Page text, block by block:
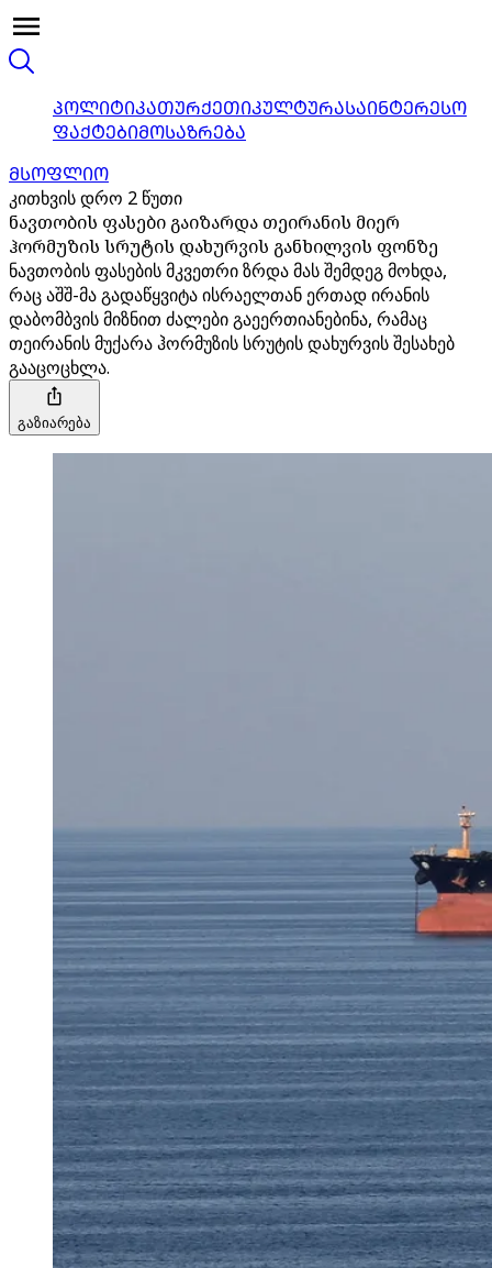
ᲞᲝᲚᲘᲢᲘᲙᲐᲗᲣᲠᲥᲔᲗᲘᲙᲣᲚᲢᲣᲠᲐᲡᲐᲘᲜᲢᲔᲠᲔᲡᲝ
ᲤᲐᲥᲢᲔᲑᲘᲛᲝᲡᲐᲖᲠᲔᲑᲐ
ᲛᲡᲝᲤᲚᲘᲝ
კითხვის დრო 2 წუთი
ნავთობის ფასები გაიზარდა თეირანის მიერ
ჰორმუზის სრუტის დახურვის განხილვის ფონზე
ნავთობის ფასების მკვეთრი ზრდა მას შემდეგ მოხდა,
რაც აშშ-მა გადაწყვიტა ისრაელთან ერთად ირანის
დაბომბვის მიზნით ძალები გაეერთიანებინა, რამაც
თეირანის მუქარა ჰორმუზის სრუტის დახურვის შესახებ
გააცოცხლა.
გაზიარება